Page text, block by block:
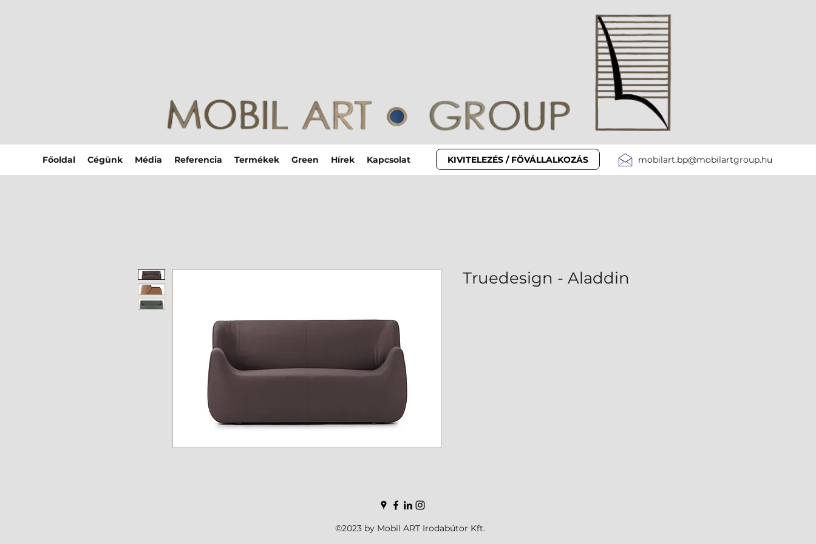
Főoldal Cégünk Média Referencia Termékek Green Hírek Kapcsolat KIVITELEZÉS / FŐVÁLLALKOZÁS mobilart.bp@mobilartgroup.hu
Truedesign - Aladdin
©2023 by Mobil ART Irodabútor Kft.